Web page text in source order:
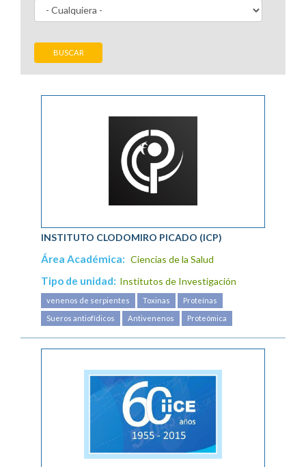
BUSCAR
INSTITUTO CLODOMIRO PICADO (ICP)
Área Académica: Ciencias de la Salud
Tipo de unidad: Institutos de Investigación
venenos de serpientes Toxinas
Proteínas
Sueros antiofídicos
Antivenenos Proteómica